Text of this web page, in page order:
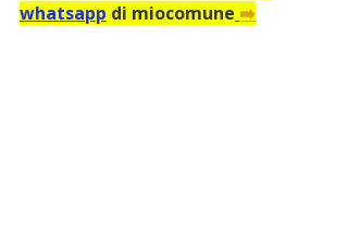
whatsapp di miocomune ➡️